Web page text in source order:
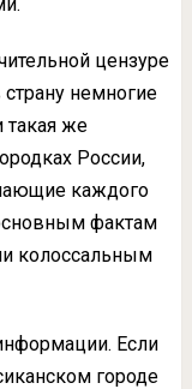
цензуре
немногие
такая же
России,
каждого
фактам
колоссальным
Если
городе